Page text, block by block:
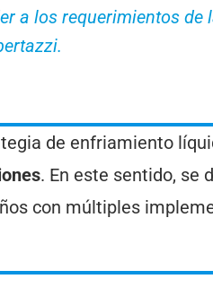
a los requerimientos de
de enfriamiento
. En este sentido, se
con múltiples